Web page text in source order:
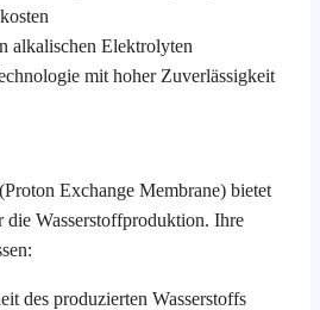
alkalischen Elektrolyten
mit hoher Zuverlässigkeit
Exchange Membrane) bietet
die Wasserstoffproduktion. Ihre
des produzierten Wasserstoffs